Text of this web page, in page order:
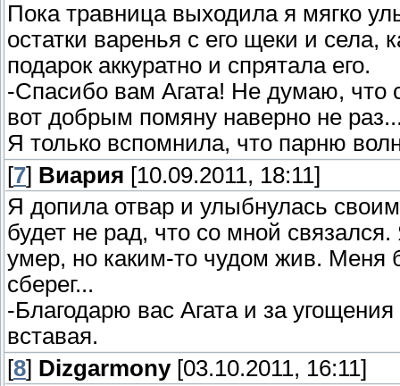
Пока травница выходила я мягко
остатки варенья с его щеки и
подарок аккуратно и спрятала его.
-Спасибо вам Агата! Не думаю, что
вот добрым помяну наверно не
Я только вспомнила, что парню
[7] Виария [10.09.2011, 18:11]
Я допила отвар и улыбнулась
будет не рад, что со мной
умер, но каким-то чудом жив. Меня
сберег...
-Благодарю вас Агата и за
вставая.
[8] Dizgarmony[03.10.2011, 16:11]